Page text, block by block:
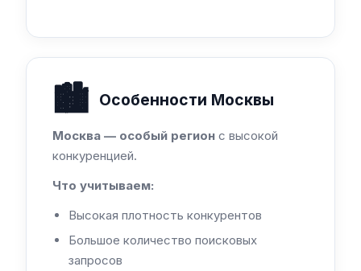
🏙️ Особенности Москвы
Москва — особый регион с высокой
конкуренцией.
Что учитываем:
Высокая плотность конкурентов
Большое количество поисковых
запросов